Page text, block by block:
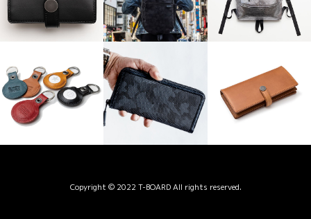
Copyright © 2022 T-BOARD All rights reserved.